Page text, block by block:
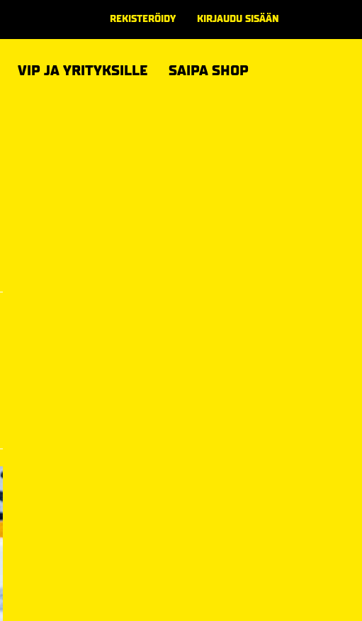
REKISTERÖIDY KIRJAUDU SISÄÄN
VIP JA YRITYKSILLE SAIPA SHOP